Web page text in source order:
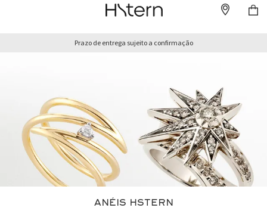
Prazo de entrega sujeito a confirmação
ANÉIS HSTERN